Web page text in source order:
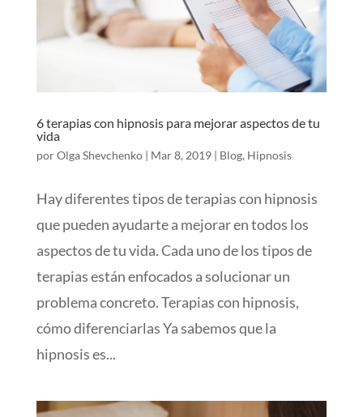
6 terapias con hipnosis para mejorar aspectos de tu
vida
porOlga Shevchenko| Mar 8, 2019| Blog, Hipnosis
Hay diferentes tipos de terapias con hipnosis
que pueden ayudarte a mejorar en todos los
aspectos de tu vida. Cada uno de los tipos de
terapias están enfocados a solucionar un
problema concreto. Terapias con hipnosis,
cómo diferenciarlas Ya sabemos que la
hipnosis es...